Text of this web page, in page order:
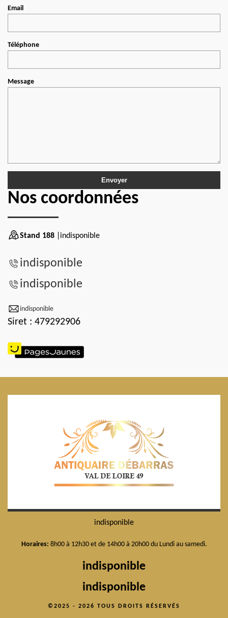
Email
Téléphone
Message
Nos coordonnées
Stand 188 |indisponible
indisponible
indisponible
indisponible
Siret : 479292906
indisponible
Horaires: 8h00 à 12h30 et de 14h00 à 20h00 du Lundi au samedi.
indisponible
indisponible
©2025 - 2026 TOUS DROITS RÉSERVÉS